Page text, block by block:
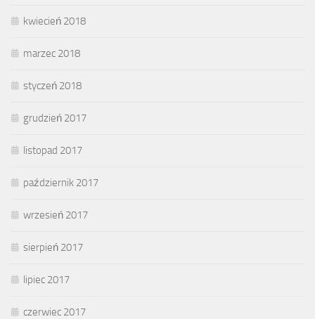
kwiecień 2018
marzec 2018
styczeń 2018
grudzień 2017
listopad 2017
październik 2017
wrzesień 2017
sierpień 2017
lipiec 2017
czerwiec 2017